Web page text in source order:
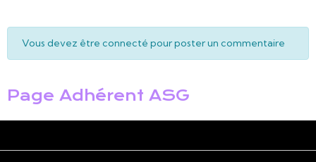
Vous devez être connecté pour poster un commentaire
Page Adhérent ASG